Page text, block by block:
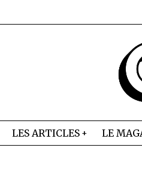
LES ARTICLES LE